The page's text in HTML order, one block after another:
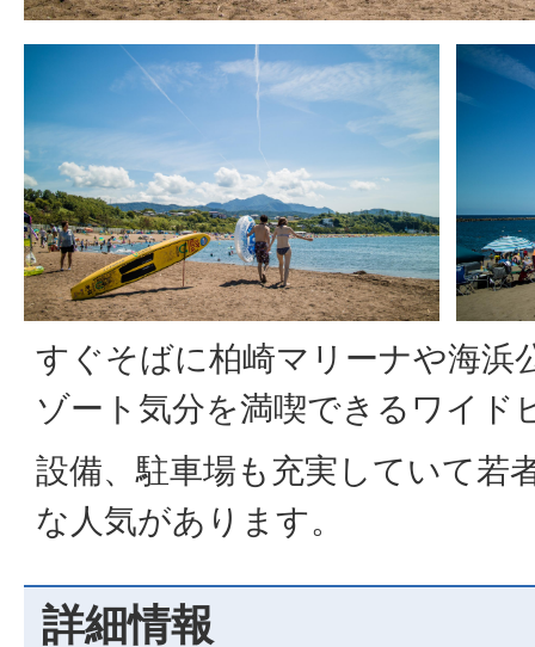
すぐそばに柏崎マリーナや海浜
ゾート気分を満喫できるワイド
設備、駐車場も充実していて若
な人気があります。
詳細情報